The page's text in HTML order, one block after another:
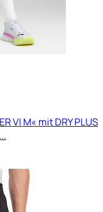
VI M« mit DRY PLUS